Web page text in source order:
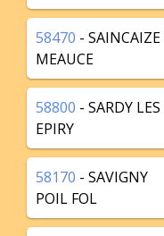
58470 - SAINCAIZE
MEAUCE
58800 - SARDY LES
EPIRY
58170 - SAVIGNY
POIL FOL